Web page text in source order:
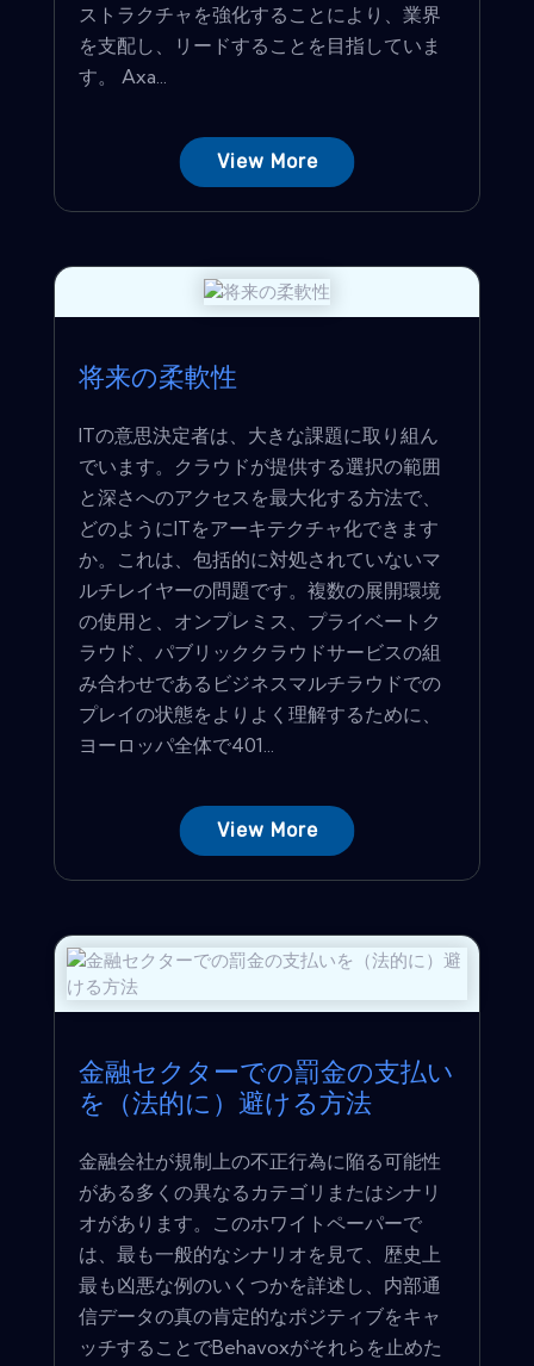
ストラクチャを強化することにより、業界
を支配し、リードすることを目指していま
す。 Axa...
View More
将来の柔軟性
ITの意思決定者は、大きな課題に取り組ん
でいます。クラウドが提供する選択の範囲
と深さへのアクセスを最大化する方法で、
どのようにITをアーキテクチャ化できます
か。これは、包括的に対処されていないマ
ルチレイヤーの問題です。複数の展開環境
の使用と、オンプレミス、プライベートク
ラウド、パブリッククラウドサービスの組
み合わせであるビジネスマルチラウドでの
プレイの状態をよりよく理解するために、
ヨーロッパ全体で401...
View More
金融セクターでの罰金の支払い
を（法的に）避ける方法
金融会社が規制上の不正行為に陥る可能性
がある多くの異なるカテゴリまたはシナリ
オがあります。このホワイトペーパーで
は、最も一般的なシナリオを見て、歴史上
最も凶悪な例のいくつかを詳述し、内部通
信データの真の肯定的なポジティブをキャ
ッチすることでBehavoxがそれらを止めた